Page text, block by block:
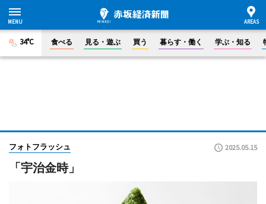
34°C 食べる 見る・遊ぶ 買う 暮らす・働く 学ぶ・知る
フォトフラッシュ 2025.05.15
「宇治金時」